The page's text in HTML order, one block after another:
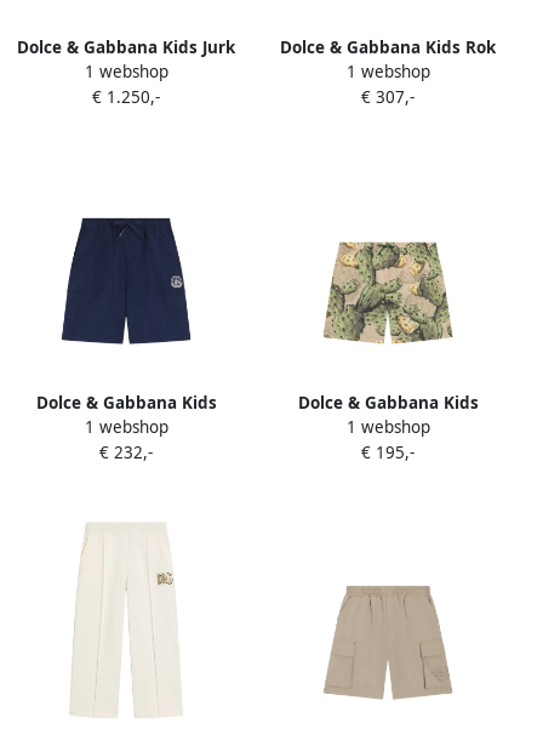
Dolce & Gabbana Kids Jurk
met bloe print en lange
mouwen Roze
1 webshop
€ 1.250,-
Dolce & Gabbana Kids Rok
met luipaardprint Bruin
1 webshop
€ 307,-
Dolce & Gabbana Kids
Shorts met logopatch Blauw
1 webshop
€ 232,-
Dolce & Gabbana Kids
Medium nylon zwembroek
met cactusprint Beige
1 webshop
€ 195,-